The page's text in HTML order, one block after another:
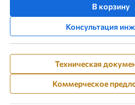
В корзину
Консультация
Техническая
Коммерческое